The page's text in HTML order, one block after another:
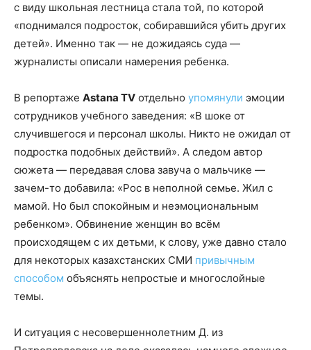
с виду школьная лестница стала той, по которой
«поднимался подросток, собиравшийся убить других
детей». Именно так — не дожидаясь суда —
журналисты описали намерения ребенка.
В репортаже Astana TV отдельно упомянули эмоции
сотрудников учебного заведения: «В шоке от
случившегося и персонал школы. Никто не ожидал от
подростка подобных действий». А следом автор
сюжета — передавая слова завуча о мальчике —
зачем-то добавила: «Рос в неполной семье. Жил с
мамой. Но был спокойным и неэмоциональным
ребенком». Обвинение женщин во всём
происходящем с их детьми, к слову, уже давно стало
для некоторых казахстанских СМИ привычным
способом объяснять непростые и многослойные
темы.
И ситуация с несовершеннолетним Д. из